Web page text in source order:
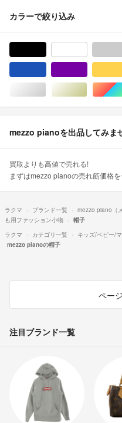
カラーで絞り込み
シルバー/銀色系ゴールド/
mezzo pianoを出品してみま
買取よりも高値で売れる!
まずはmezzo pianoの売れ筋価格
ラクマ ブランド一覧 mezzo piano（
も用ファッション小物
帽子
ラクマ
カテゴリ一覧 キッズ/ベビー/
mezzo pianoの帽子
ペー
注目ブランド一覧